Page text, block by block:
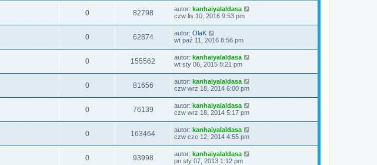
0 82798 autor: kanhaiyalaldasa
czw lis 10, 2016 9:53 pm
0 62874 autor: OlaK
wt paź 11, 2016 8:56 pm
0 155562 autor: kanhaiyalaldasa
wt sty 06, 2015 8:21 pm
0 81656 autor: kanhaiyalaldasa
czw wrz 18, 2014 6:00 pm
0 76139 autor: kanhaiyalaldasa
czw wrz 18, 2014 5:17 pm
0 163464 autor: kanhaiyalaldasa
czw cze 12, 2014 4:55 pm
0 93998 autor: kanhaiyalaldasa
pn sty 07, 2013 1:12 pm